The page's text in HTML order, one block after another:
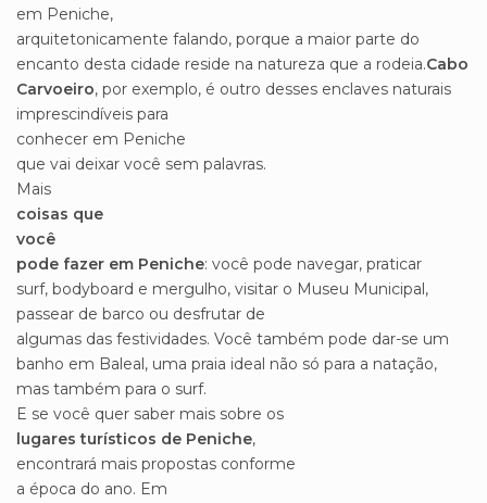
em Peniche,
arquitetonicamente falando, porque a maior parte do
encanto desta cidade reside na natureza que a rodeia.Cabo
Carvoeiro, por exemplo, é outro desses enclaves naturais
imprescindíveis para
conhecer em Peniche
que vai deixar você sem palavras.
Mais
coisas que
você
pode fazer em Peniche: você pode navegar, praticar
surf, bodyboard e mergulho, visitar o Museu Municipal,
passear de barco ou desfrutar de
algumas das festividades. Você também pode dar-se um
banho em Baleal, uma praia ideal não só para a natação,
mas também para o surf.
E se você quer saber mais sobre os
lugares turísticos de Peniche,
encontrará mais propostas conforme
a época do ano. Em